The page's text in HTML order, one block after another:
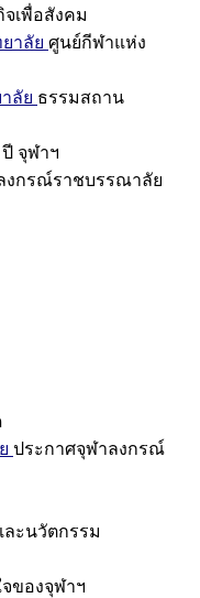
เพื่อสังคม
าลัย ศูนย์กีฬาแห่ง
ลัย ธรรมสถาน
จุฬาฯ
งกรณ์ราชบรรณาลัย
ประกาศจุฬาลงกรณ์
ละนวัตกรรม
ของจุฬาฯ